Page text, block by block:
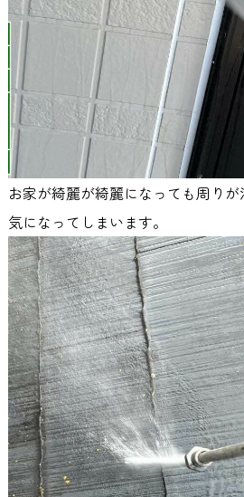
お家が綺麗が綺麗になっても周り
気になってしまいます。